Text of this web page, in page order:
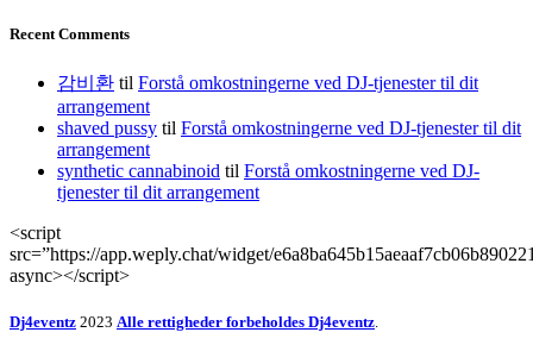
Recent Comments
감비환 til Forstå omkostningerne ved DJ-tjenester til dit
arrangement
shaved pussy til Forstå omkostningerne ved DJ-tjenester til dit
arrangement
synthetic cannabinoid til Forstå omkostningerne ved DJ-
tjenester til dit arrangement
<script
src=”https://app.weply.chat/widget/
async></script>
Dj4eventz 2023 Alle rettigheder forbeholdes Dj4eventz